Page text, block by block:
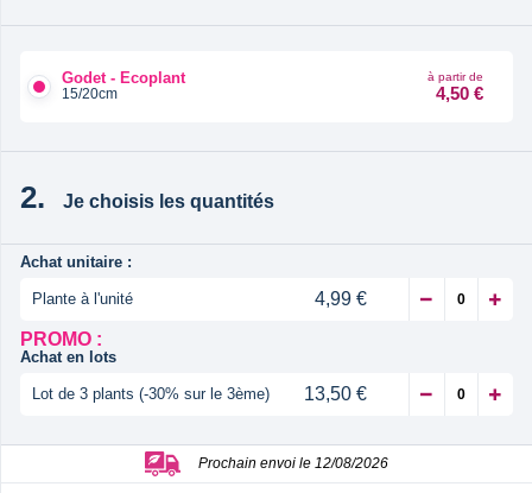
Godet - Ecoplant
15/20cm
à partir de
4,50 €
Je choisis les quantités
Achat unitaire :
Plante à l'unité
4,99 €
PROMO :
Achat en lots
Lot de 3 plants (-30% sur le 3ème) 13,50 €
Prochain envoi le 12/08/2026